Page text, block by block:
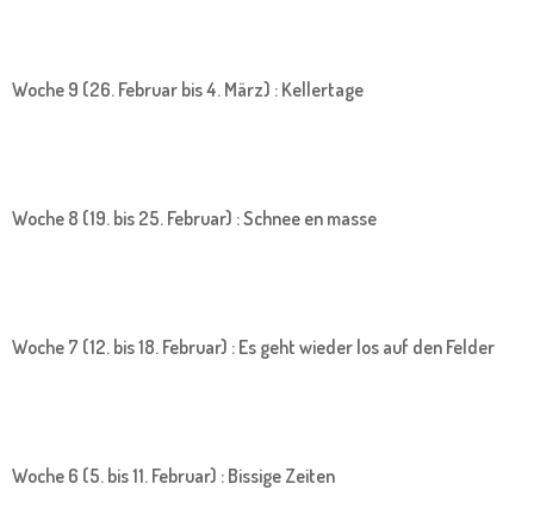
Woche 9 (26. Februar bis 4. März) : Kellertage
Woche 8 (19. bis 25. Februar) : Schnee en masse
Woche 7 (12. bis 18. Februar) : Es geht wieder los auf den Felder
Woche 6 (5. bis 11. Februar) : Bissige Zeiten